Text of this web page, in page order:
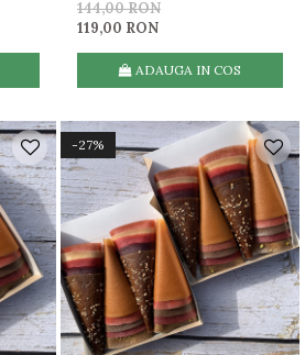
144,00 RON
119,00 RON
ADAUGA IN COS
-27%